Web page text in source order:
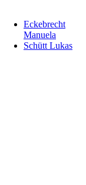
Eckebrecht
Manuela
Schütt Lukas